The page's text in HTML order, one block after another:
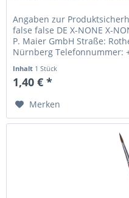
Angaben zur
false false DE X-NONE X-
P. Maier GmbH Straße:
Nürnberg Telefonnummer:
Inhalt 1 Stück
1,40 € *
Merken